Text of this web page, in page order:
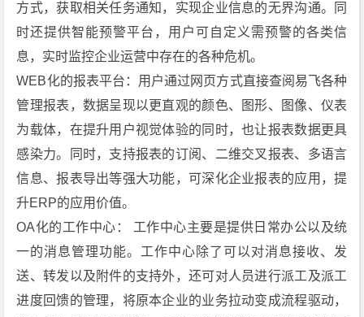
方式，获取相关任务通知，实现企业信息的无界沟通。同
时还提供智能预警平台，用户可自定义需预警的各类信
息，实时监控企业运营中存在的各种危机。
WEB化的报表平台：用户通过网页方式直接查阅易飞各种
管理报表，数据呈现以更直观的颜色、图形、图像、仪表
为载体，在提升用户视觉体验的同时，也让报表数据更具
感染力。同时，支持报表的订阅、二维交叉报表、多语言
信息、报表导出等强大功能，可深化企业报表的应用，提
升ERP的应用价值。
OA化的工作中心： 工作中心主要是提供日常办公以及统
一的消息管理功能。工作中心除了可以对消息接收、发
送、转发以及附件的支持外，还可对人员进行派工及派工
进度回馈的管理，将原本企业的业务拉动变成流程驱动，